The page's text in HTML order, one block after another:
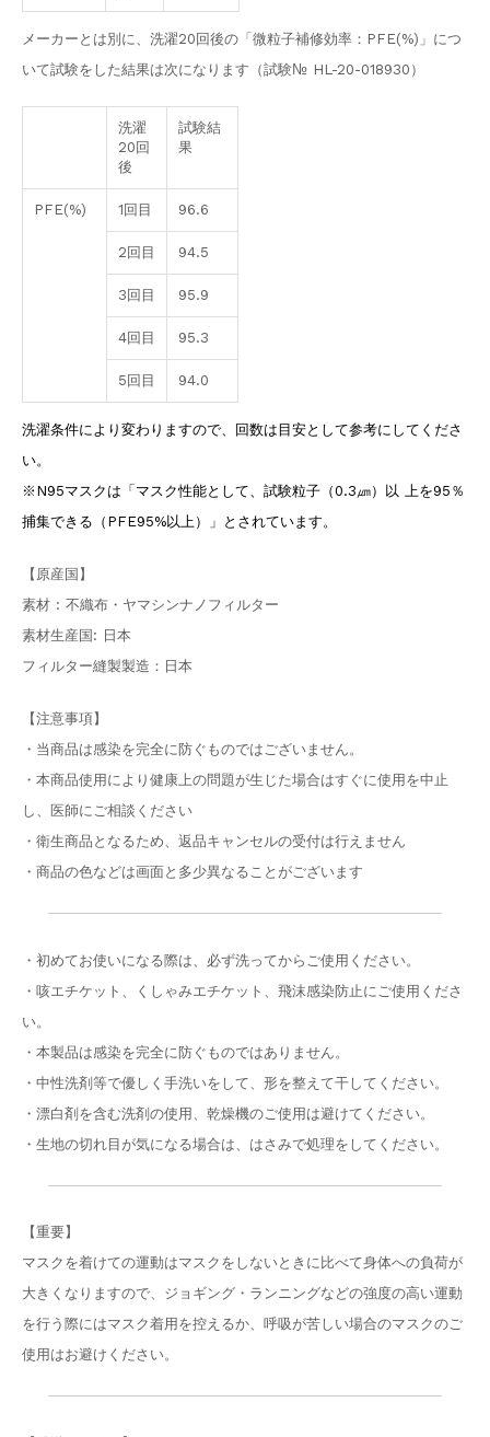
メーカーとは別に、洗濯20回後の「微粒子補修効率：PFE(%)」につ
いて試験をした結果は次になります（試験№ HL-20-018930）
洗濯
20回
後
試験結
果
PFE(%) 1回目 96.6
2回目 94.5
3回目 95.9
4回目 95.3
5回目 94.0
洗濯条件により変わりますので、回数は目安として参考にしてくださ
い。
※N95マスクは「マスク性能として、試験粒子（0.3㎛）以 上を95％
捕集できる（PFE95%以上）」とされています。
【原産国】
素材 : 不織布・ヤマシンナノフィルター
素材生産国: 日本
フィルター縫製製造：日本
【注意事項】
・当商品は感染を完全に防ぐものではございません。
・本商品使用により健康上の問題が生じた場合はすぐに使用を中止
し、医師にご相談ください
・衛生商品となるため、返品キャンセルの受付は行えません
・商品の色などは画面と多少異なることがございます
・初めてお使いになる際は、必ず洗ってからご使用ください。
・咳エチケット、くしゃみエチケット、飛沫感染防止にご使用くださ
い。
・本製品は感染を完全に防ぐものではありません。
・中性洗剤等で優しく手洗いをして、形を整えて干してください。
・漂白剤を含む洗剤の使用、乾燥機のご使用は避けてください。
・生地の切れ目が気になる場合は、はさみで処理をしてください。
【重要】
マスクを着けての運動はマスクをしないときに比べて身体への負荷が
大きくなりますので、ジョギング・ランニングなどの強度の高い運動
を行う際にはマスク着用を控えるか、呼吸が苦しい場合のマスクのご
使用はお避けください。